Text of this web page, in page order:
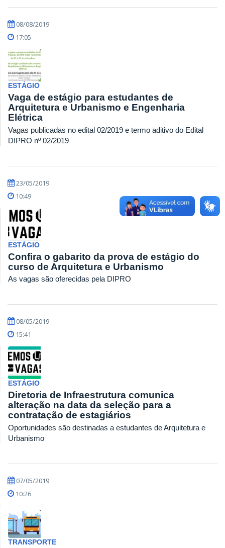
08/08/2019
17:05
ESTÁGIO
Vaga de estágio para estudantes de
Arquitetura e Urbanismo e Engenharia
Elétrica
Vagas publicadas no edital 02/2019 e termo aditivo do Edital
DIPRO nº 02/2019
23/05/2019
10:49
ESTÁGIO
Confira o gabarito da prova de estágio do
curso de Arquitetura e Urbanismo
As vagas são oferecidas pela DIPRO
08/05/2019
15:41
ESTÁGIO
Diretoria de Infraestrutura comunica
alteração na data da seleção para a
contratação de estagiários
Oportunidades são destinadas a estudantes de Arquitetura e
Urbanismo
07/05/2019
10:26
TRANSPORTE